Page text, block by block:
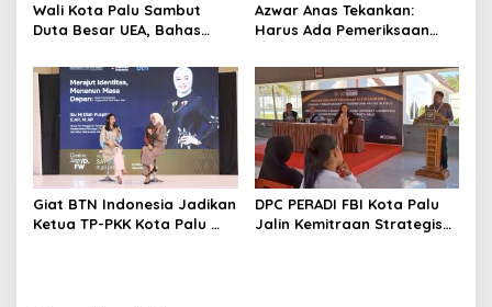
Wali Kota Palu Sambut
Duta Besar UEA, Bahas
Palu
Azwar Anas Tekankan:
Harus Ada Pemeriksaan
Pelanggaran AMDAL di
Lokasi CPM
Giat BTN Indonesia Jadikan
Ketua TP-PKK Kota Palu
DPC PERADI FBI Kota Palu
Jalin Kemitraan Strategis